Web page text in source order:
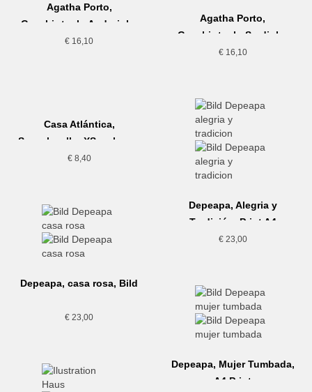
Agatha Porto,
Geschirrtuch, Andorinha
Grande
€ 16,10
Agatha Porto,
Geschirrtuch, Sardinha
€16,10
Casa Atlántica,
Seeschwalbe XS, schwarz
€8,40
Depeapa, Alegria y
Tradición, Print A4
€23,00
Depeapa, casa rosa, Bild
€ 23,00
Depeapa, Mujer Tumbada,
A4 Print